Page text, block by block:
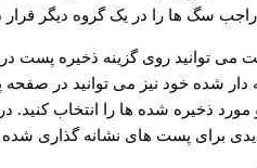
سگ ها را در یک گروه دیگر قرار
می توانید روی گزینه ذخیره پست
شده خود نیز می توانید در
مورد ذخیره شده ها را انتخاب
برای پست های نشانه گذاری شده